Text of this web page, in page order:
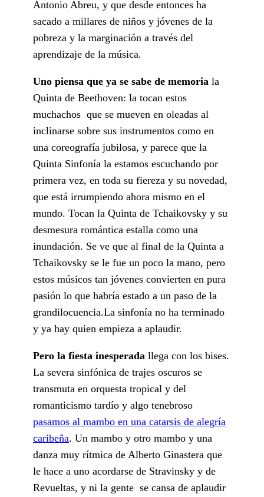
Antonio Abreu, y que desde entonces ha
sacado a millares de niños y jóvenes de la
pobreza y la marginación a través del
aprendizaje de la música.
Uno piensa que ya se sabe de memoria la
Quinta de Beethoven: la tocan estos
muchachos que se mueven en oleadas al
inclinarse sobre sus instrumentos como en
una coreografía jubilosa, y parece que la
Quinta Sinfonía la estamos escuchando por
primera vez, en toda su fiereza y su novedad,
que está irrumpiendo ahora mismo en el
mundo. Tocan la Quinta de Tchaikovsky y su
desmesura romántica estalla como una
inundación. Se ve que al final de la Quinta a
Tchaikovsky se le fue un poco la mano, pero
estos músicos tan jóvenes convierten en pura
pasión lo que habría estado a un paso de la
grandilocuencia.La sinfonía no ha terminado
y ya hay quien empieza a aplaudir.
Pero la fiesta inesperada llega con los bises.
La severa sinfónica de trajes oscuros se
transmuta en orquesta tropical y del
romanticismo tardío y algo tenebroso
pasamos al mambo en una catarsis de alegría
caribeña. Un mambo y otro mambo y una
danza muy rítmica de Alberto Ginastera que
le hace a uno acordarse de Stravinsky y de
Revueltas, y ni la gente se cansa de aplaudir